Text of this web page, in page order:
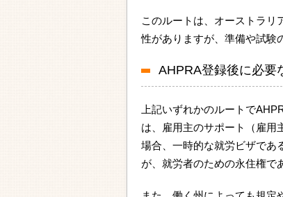
このルートは、オーストラリ
性がありますが、準備や試験
AHPRA登録後に必要
上記いずれかのルートで
は、雇用主のサポート（雇用
場合、一時的な就労ビザであ
が、就労者のための永住権で